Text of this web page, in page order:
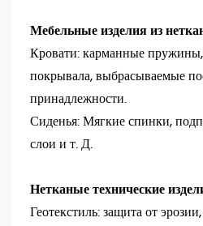
Мебельные изделия из
Кровати: карманные
покрывала, выбрасываемые
принадлежности.
Сиденья: Мягкие спинки,
слои и т. Д.
Нетканые технические
Геотекстиль: защита от